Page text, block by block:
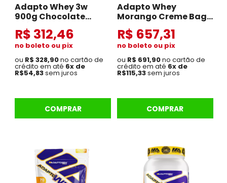
Adapto Whey 3w
900g Chocolate
Suíço
R$ 312,46
no boleto ou pix
ou R$ 328,90no cartão de
crédito em até 6x de
R$54,83sem juros
COMPRAR
Adapto Whey
Morango Creme Bag
2.2 kg
R$ 657,31
no boleto ou pix
ou R$ 691,90no cartão de
crédito em até 6x de
R$115,33sem juros
COMPRAR